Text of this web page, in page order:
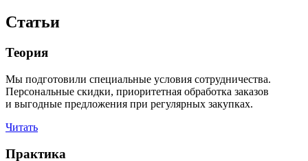
Статьи
Теория
Мы подготовили специальные условия сотрудничества.
Персональные скидки, приоритетная обработка заказов
и выгодные предложения при регулярных закупках.
Читать
Практика